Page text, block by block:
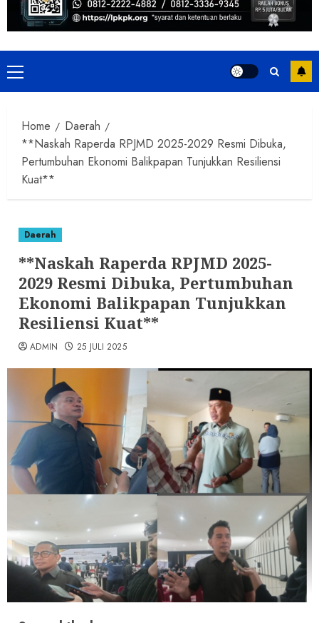
Primary
Menu
Home
Daerah
**Naskah Raperda RPJMD 2025-2029 Resmi Dibuka,
Pertumbuhan Ekonomi Balikpapan Tunjukkan Resiliensi
Kuat**
Daerah
**Naskah Raperda RPJMD 2025-
2029 Resmi Dibuka, Pertumbuhan
Ekonomi Balikpapan Tunjukkan
Resiliensi Kuat**
ADMIN 25 JULI 2025